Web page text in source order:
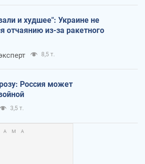
и худшее": Украине не
отчаянию из-за ракетного
8,5 т.
Россия может
3,5 т.